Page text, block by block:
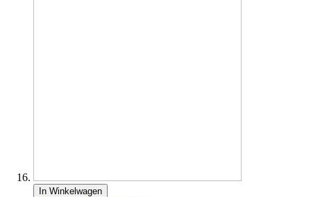
In Winkelwagen